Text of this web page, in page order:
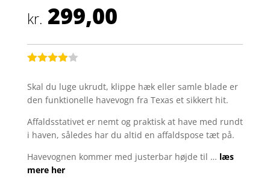
kr. 299,00
ud af 5
baseret
kundebed
ømmelse
r
Skal du luge ukrudt, klippe hæk eller samle blade er
den funktionelle havevogn fra Texas et sikkert hit.
Affaldsstativet er nemt og praktisk at have med rundt
i haven, således har du altid en affaldspose tæt på.
Havevognen kommer med justerbar højde til … læs
mere her